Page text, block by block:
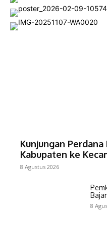
Kunjungan Perdana
Kabupaten ke
8 Agustus 2026
8